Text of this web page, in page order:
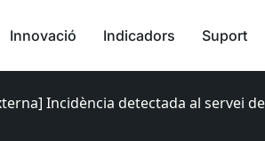
Innovació Indicadors Suport
Incidència detectada al servei